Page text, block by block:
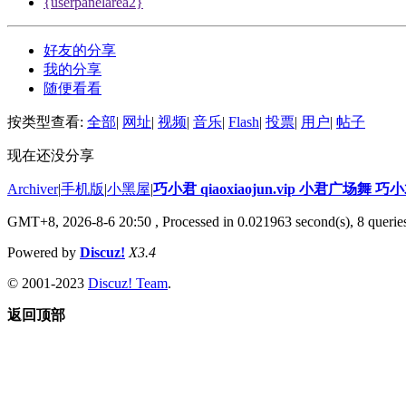
好友的分享
我的分享
随便看看
按类型查看: 全部| 网址| 视频| 音乐| Flash| 投票| 用户| 帖子
现在还没分享
Archiver|手机版|小黑屋|巧小君 qiaoxiaojun.vip 小君广场舞 巧
GMT+8, 2026-8-6 20:50 , Processed in 0.021963 second(s), 8
Powered by Discuz! X3.4
© 2001-2023 Discuz! Team.
返回顶部